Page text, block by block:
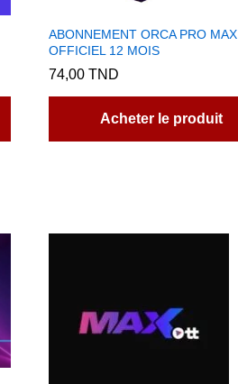
ABONNEMENT ORCA PRO MAX
OFFICIEL 12 MOIS
74,00 TND
Acheter le produit